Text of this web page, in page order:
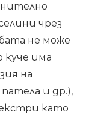
чрез
не може
куче има
на
и др.),
като